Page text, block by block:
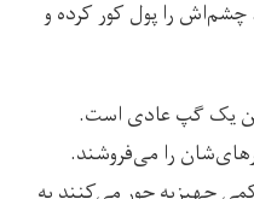
چشم‌اش را پول کور کرده و
یک گپ عادی است.
را می‌فروشند.